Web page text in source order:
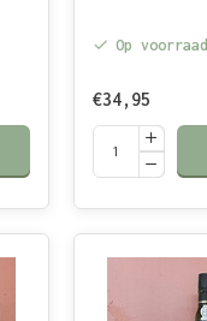
Op voorraad
€34,95